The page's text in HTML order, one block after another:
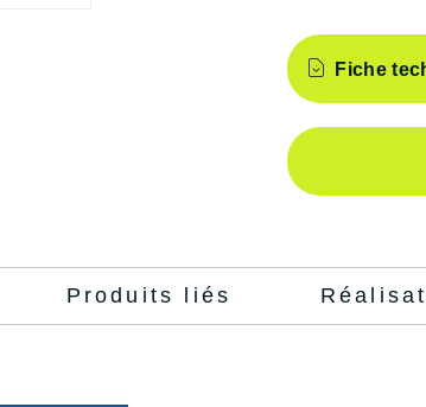
Fiche
Produits liés